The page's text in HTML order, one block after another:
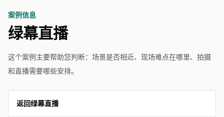
案例信息
绿幕直播
这个案例主要帮助您判断：场景是否相近、现场难点在哪里、拍摄
和直播需要哪些安排。
返回绿幕直播